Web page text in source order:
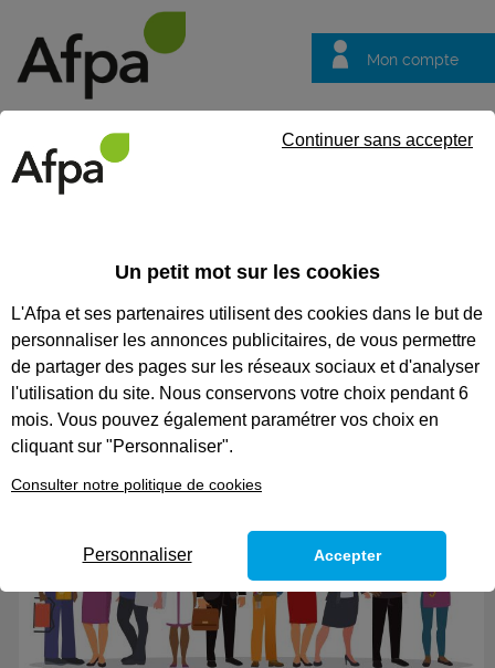
Mon compte
questions
CODES
AGENT DE MONTAGE ET DE
CÂBLAGE EN ÉLECTRONIQUE
Un petit mot sur les cookies
L'Afpa et ses partenaires utilisent des cookies dans le but de
personnaliser les annonces publicitaires, de vous permettre
de partager des pages sur les réseaux sociaux et d'analyser
l'utilisation du site. Nous conservons votre choix pendant 6
mois. Vous pouvez également paramétrer vos choix en
cliquant sur "Personnaliser".
Consulter notre politique de cookies
Continuer sans accepter
Personnaliser Accepter